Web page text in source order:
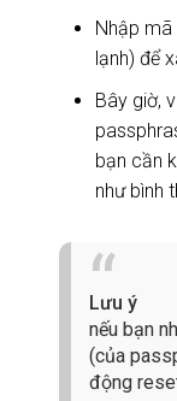
Nhập
lạnh) để
Bây giờ,
bạn cần
như bình
Lưu ý
nếu bạn
(của
động